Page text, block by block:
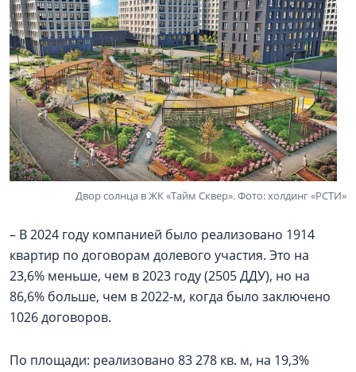
Двор солнца в ЖК «Тайм Сквер». Фото: холдинг «РСТИ»
– В 2024 году компанией было реализовано 1914
квартир по договорам долевого участия. Это на
23,6% меньше, чем в 2023 году (2505 ДДУ), но на
86,6% больше, чем в 2022-м, когда было заключено
1026 договоров.
По площади: реализовано 83 278 кв. м, на 19,3%